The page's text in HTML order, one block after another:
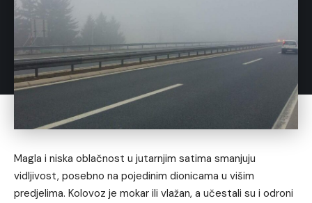
Magla i niska oblačnost u jutarnjim satima smanjuju
vidljivost, posebno na pojedinim dionicama u višim
predjelima. Kolovoz je mokar ili vlažan, a učestali su i odroni